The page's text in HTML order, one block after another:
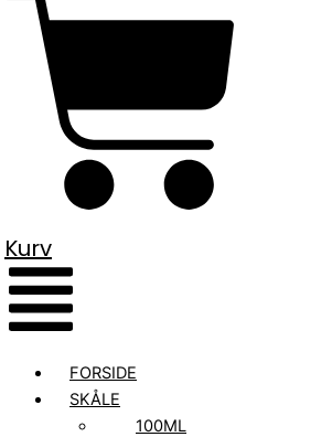
Kurv
FORSIDE
SKÅLE
100ML